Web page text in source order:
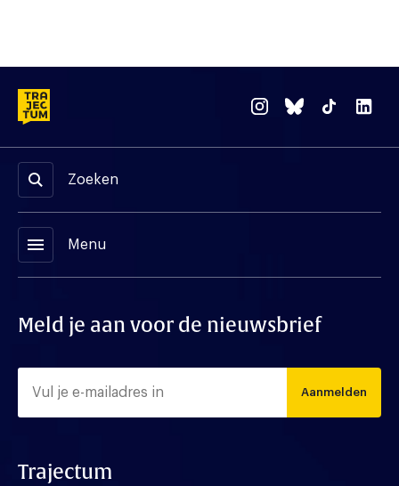
Zoeken
menu Menu
Meld je aan voor de nieuwsbrief
Aanmelden
Trajectum